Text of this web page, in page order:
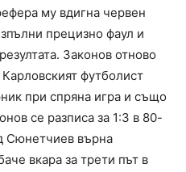
му вдигна червен
прецизно фаул и
Законов отново
футболист
при спряна игра и също
се разписа за 1:3 в 80-
Сюнетчиев върна
вкара за трети път в